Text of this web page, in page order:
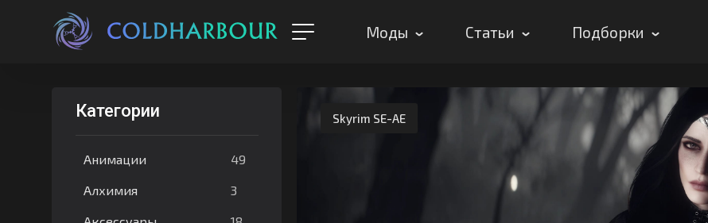
Моды Статьи Подборки
Категории
Анимации 49
Алхимия 3
Skyrim SE-AE